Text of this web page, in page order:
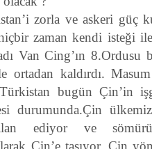
zorla ve askeri güç
zaman kendi isteği
Van Cing’ın 8.Ordusu
kaldırdı. Masum
bugün Çin’in
durumunda.Çin
ediyor ve
Çin’e taşıyor. Çin